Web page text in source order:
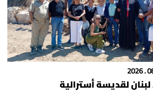
لقديسة أسترالية